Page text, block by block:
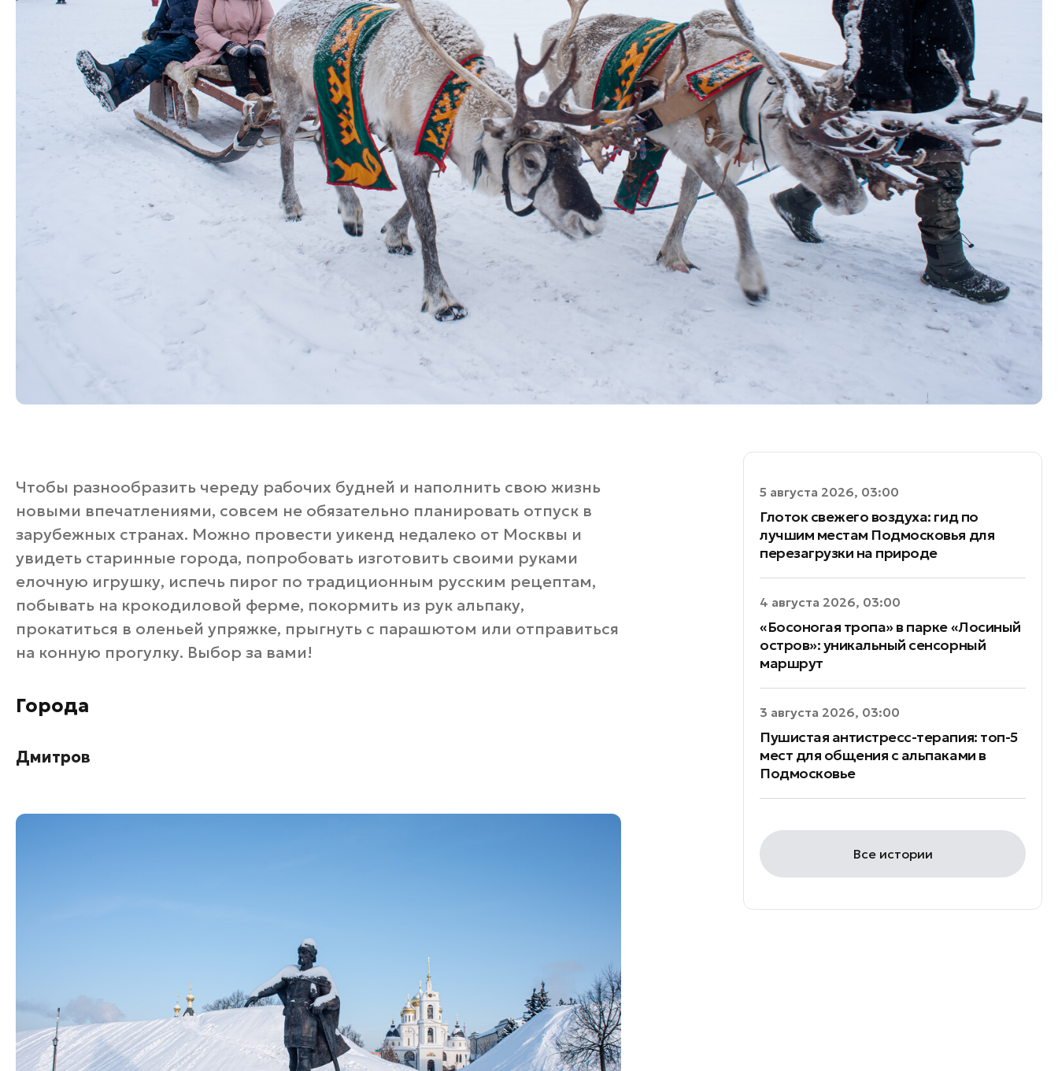
5 августа 2026, 03:00
Глоток свежего воздуха: гид по
лучшим местам Подмосковья для
перезагрузки на природе
4 августа 2026, 03:00
«Босоногая тропа» в парке «Лосиный
остров»: уникальный сенсорный
маршрут
3 августа 2026, 03:00
Пушистая антистресс-терапия: топ-5
мест для общения с альпаками в
Подмосковье
Все истории
Чтобы разнообразить череду рабочих будней и наполнить свою жизнь
новыми впечатлениями, совсем не обязательно планировать отпуск в
зарубежных странах. Можно провести уикенд недалеко от Москвы и
увидеть старинные города, попробовать изготовить своими руками
елочную игрушку, испечь пирог по традиционным русским рецептам,
побывать на крокодиловой ферме, покормить из рук альпаку,
прокатиться в оленьей упряжке, прыгнуть с парашютом или отправиться
на конную прогулку. Выбор за вами!
Города
Дмитров